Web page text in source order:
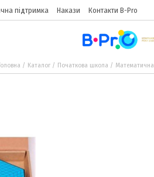
підтримка Накази Контакти B-Pro
Каталог Початкова школа Математична